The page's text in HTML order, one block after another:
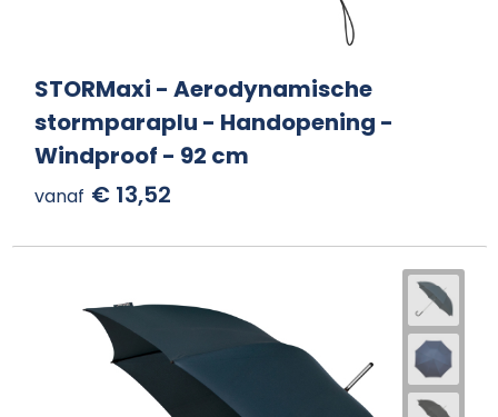
STORMaxi - Aerodynamische
stormparaplu - Handopening -
Windproof - 92 cm
vanaf € 13,52